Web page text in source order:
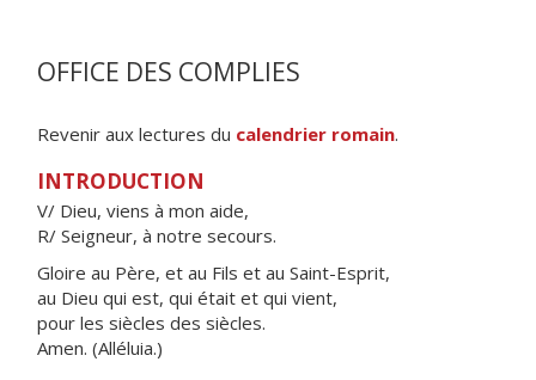
OFFICE DES COMPLIES
Revenir aux lectures du calendrier romain.
INTRODUCTION
V/ Dieu, viens à mon aide,
R/ Seigneur, à notre secours.
Gloire au Père, et au Fils et au Saint-Esprit,
au Dieu qui est, qui était et qui vient,
pour les siècles des siècles.
Amen. (Alléluia.)